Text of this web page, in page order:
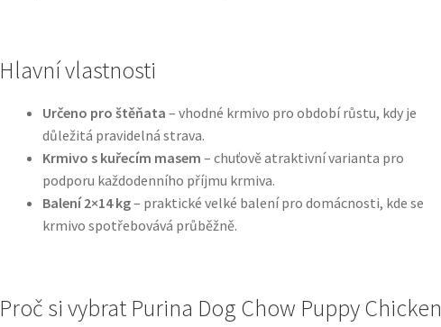
Hlavní vlastnosti
Určeno pro štěňata – vhodné krmivo pro období růstu, kdy je
důležitá pravidelná strava.
Krmivo s kuřecím masem – chuťově atraktivní varianta pro
podporu každodenního příjmu krmiva.
Balení 2×14 kg– praktické velké balení pro domácnosti, kde se
krmivo spotřebovává průběžně.
Proč si vybrat Purina Dog Chow Puppy Chicken